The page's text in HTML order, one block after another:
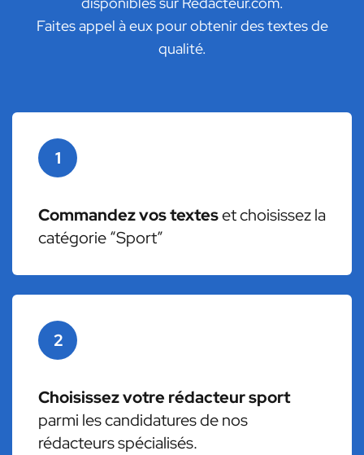
Faites appel à eux pour obtenir des textes de
qualité.
1
Commandez vos texteset choisissez la
catégorie “Sport”
2
Choisissez votre rédacteur sport
parmi les candidatures de nos
rédacteurs spécialisés.